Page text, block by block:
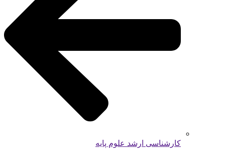
کارشناسی ارشد علوم پایه